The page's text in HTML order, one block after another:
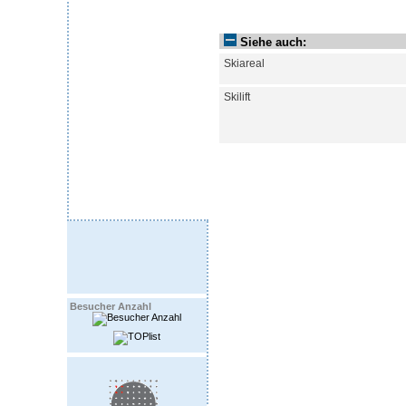
Besucher Anzahl
Siehe auch:
Skiareal
Skilift